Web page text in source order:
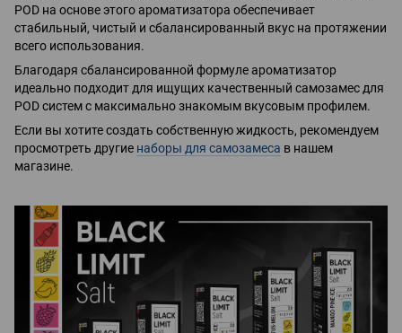
POD на основе этого ароматизатора обеспечивает
стабильный, чистый и сбалансированный вкус на протяжении
всего использования.
Благодаря сбалансированной формуле ароматизатор
идеально подходит для ищущих качественный самозамес для
POD систем с максимально знакомым вкусовым профилем.
Если вы хотите создать собственную жидкость, рекомендуем
просмотреть другие наборы для самозамеса в нашем
магазине.